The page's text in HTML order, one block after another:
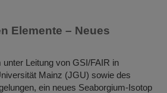
Elemente – Neues
Leitung von GSI/FAIR in
Mainz (JGU) sowie des
ein neues Seaborgium-Isotop